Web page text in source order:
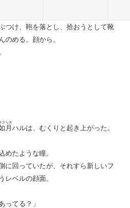
つけ、鞄を落とし、拾おうとして靴
のめる。顔から。
月
さらぎ
ハルは、むくりと起き上がった。
たような瞳。
に回っていたが、それすら新しいフ
レベルの顔面。
ってる？」